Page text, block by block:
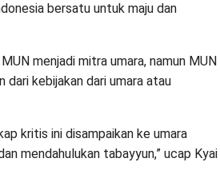
bersatu untuk maju dan
menjadi mitra umara, namun MUN
kebijakan dari umara atau
kritis ini disampaikan ke umara
mendahulukan tabayyun,” ucap Kyai